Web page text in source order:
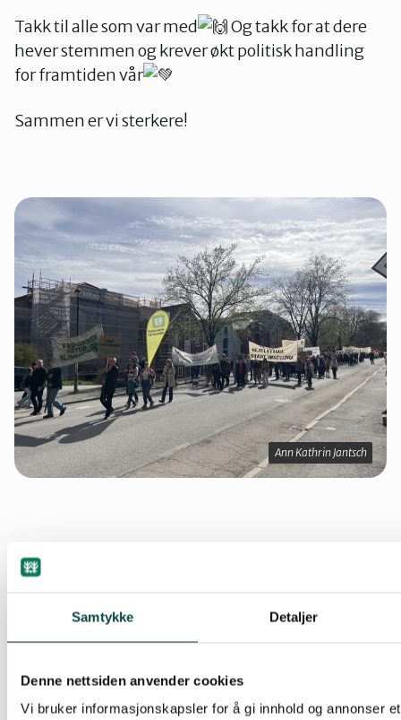
Samtykke Detaljer
Denne nettsiden anvender cookies
Vi bruker informasjonskapsler for å gi innhold og annonser
Takk til alle som var med
Og takk for at dere
hever stemmen og krever økt politisk handling
for framtiden vår
Sammen er vi sterkere!
Ann Kathrin Jantsch
Stopp overforbruket – økonomisk vekst
dreper kloden
«Stopp overforbruket» og «La Garbergselva
«Stopp overforbruket – økonomisk vekst dreper